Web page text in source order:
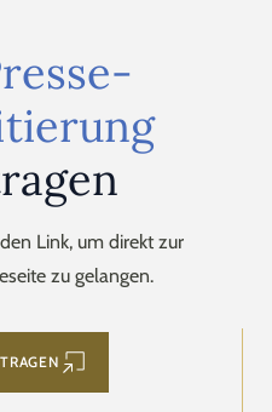
Link, um direkt zur
zu gelangen.